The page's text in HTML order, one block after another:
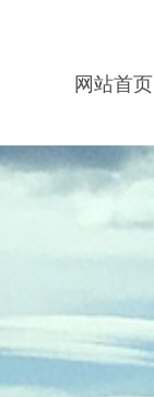
网站首页